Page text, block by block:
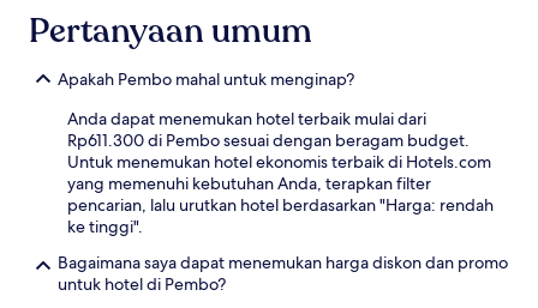
Pertanyaan umum
Apakah Pembo mahal untuk menginap?
Anda dapat menemukan hotel terbaik mulai dari
Rp611.300 di Pembo sesuai dengan beragam budget.
Untuk menemukan hotel ekonomis terbaik di Hotels.com
yang memenuhi kebutuhan Anda, terapkan filter
pencarian, lalu urutkan hotel berdasarkan "Harga: rendah
ke tinggi".
Bagaimana saya dapat menemukan harga diskon dan promo
untuk hotel di Pembo?